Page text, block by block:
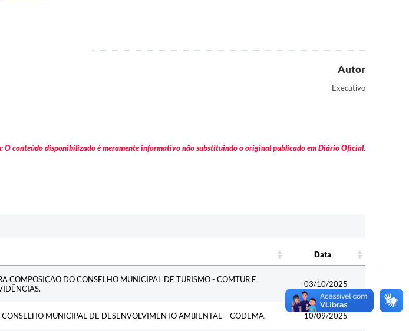
Autor
Executivo
O conteúdo disponibilizado é meramente informativo não substituindo o original publicado em Diário Oficial.
Data
COMPOSIÇÃO DO CONSELHO MUNICIPAL DE TURISMO - COMTUR E
03/10/2025
MUNICIPAL DE DESENVOLVIMENTO AMBIENTAL – CODEMA. 10/09/2025